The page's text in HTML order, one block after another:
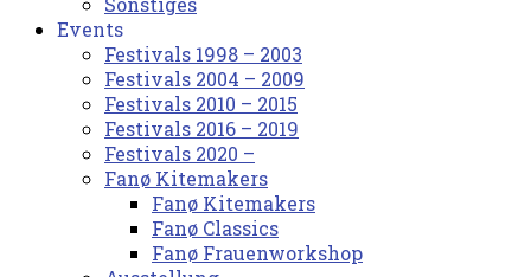
Events
Festivals 1998 – 2003
Festivals 2004 – 2009
Festivals 2010 – 2015
Festivals 2016 – 2019
Festivals 2020 –
Fanø Kitemakers
Fanø Kitemakers
Fanø Classics
Fanø Frauenworkshop